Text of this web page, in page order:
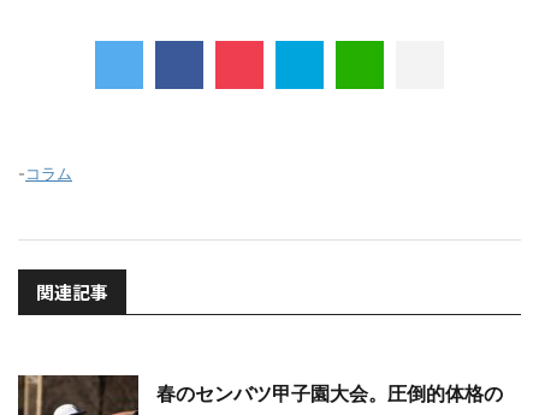
-コラム
関連記事
春のセンバツ甲子園大会。圧倒的体格の